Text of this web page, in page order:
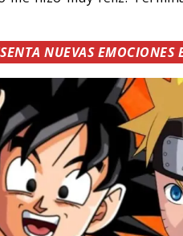
NUEVAS EMOCIONES